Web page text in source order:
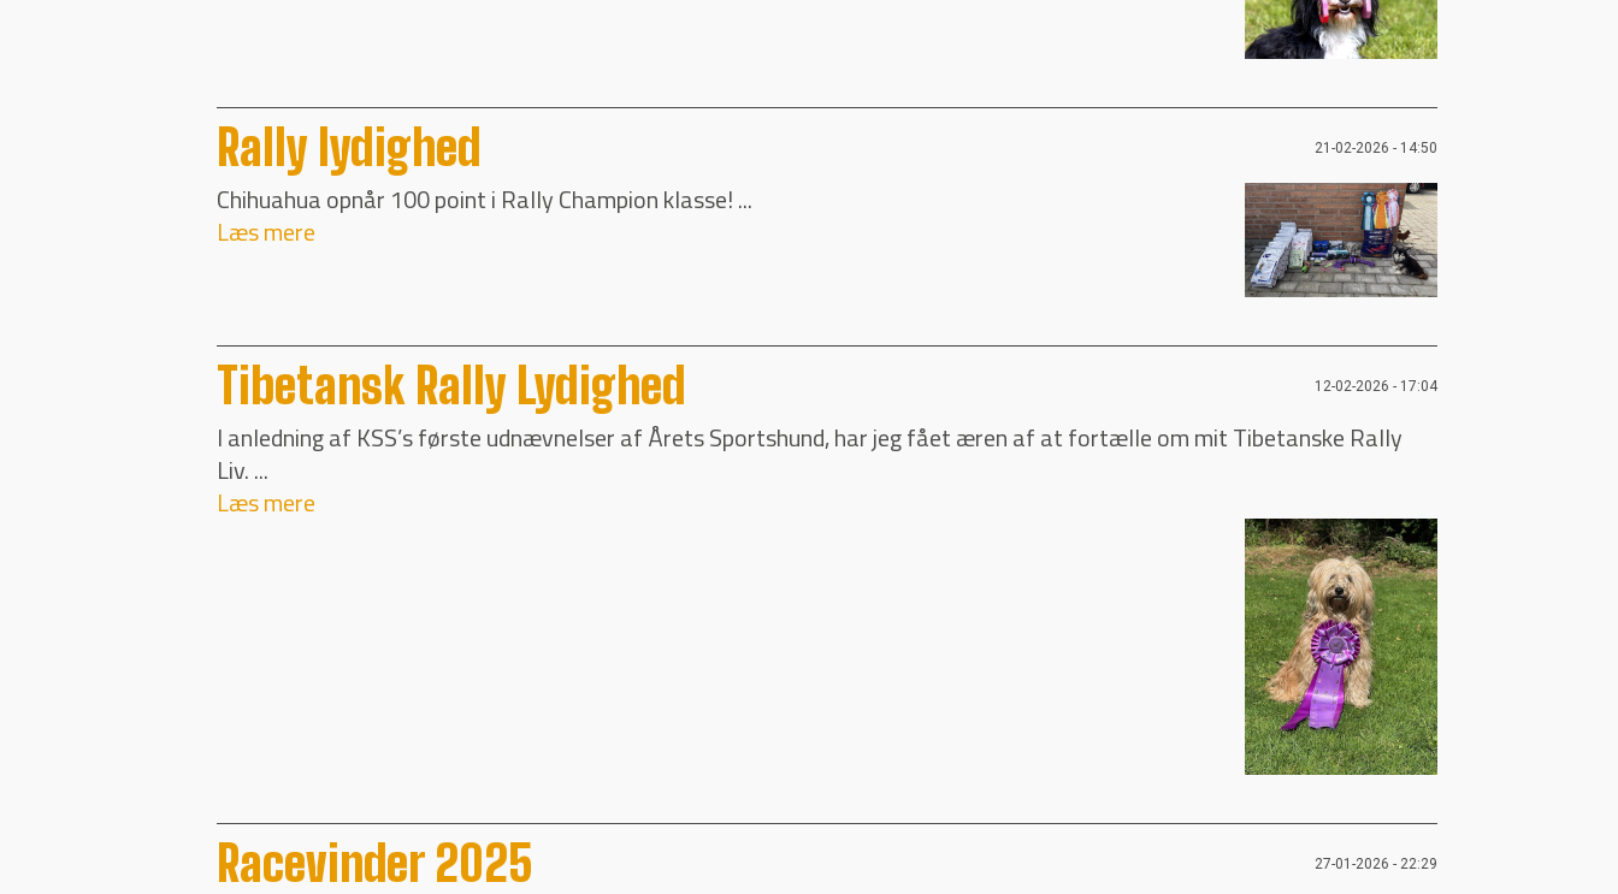
Rally lydighed 21-02-2026 - 14:50
Chihuahua opnår 100 point i Rally Champion klasse! ...
Læs mere
Tibetansk Rally Lydighed 12-02-2026 - 17:04
I anledning af KSS’s første udnævnelser af Årets Sportshund, har jeg fået æren af at fortælle om mit Tibetanske Rally
Liv. ...
Læs mere
Racevinder 2025 27-01-2026 - 22:29